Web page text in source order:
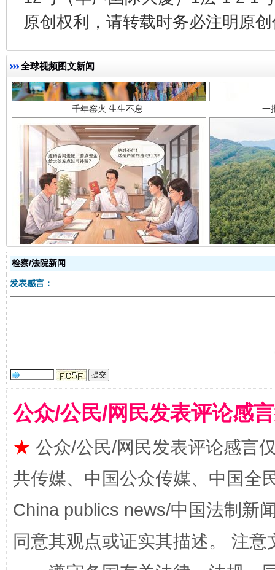
原创权利，请转载时务必注明原
全球视频图文新闻
千年窑火 生生不息 一
揭开“小金库”的免责幌子
全民健身五年计划来了！等你上场
检察/法院新闻
发表感言：
公众/公民/网民发表评论感
★ 公众/公民/网民发表评论感言
共传媒、中国公众传媒、中国全
China publics news/中国法制新
同意其观点或证实其描述。 注